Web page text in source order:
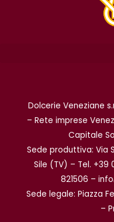
Dolcerie Veneziane
– Rete imprese
Capitale
Sede produttiva: Via
Sile (TV) – Tel. +39
821506 –
Sede legale: Piazza
–